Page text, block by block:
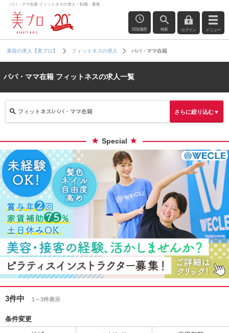
パパ・ママ在籍 フィットネスの求人・転職・募集
閲覧履歴 検索 ログイン メニュー
美容の求人【美プロ】 フィットネスの求人 パパ・ママ在籍
パパ・ママ在籍 フィットネスの求人一覧
フィットネス/パパ・ママ在籍 さらに絞り込む▼
Special
3件中 1～3件表示
条件変更